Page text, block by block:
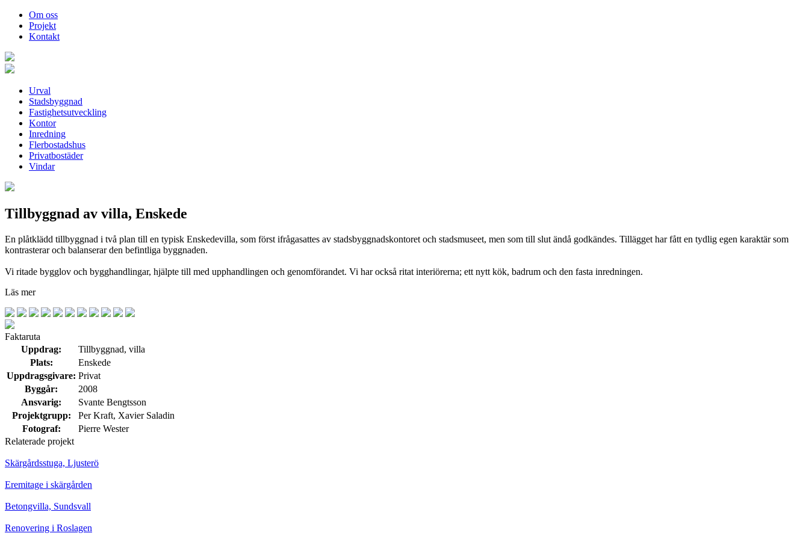
Om oss
Projekt
Kontakt
Urval
Stadsbyggnad
Fastighetsutveckling
Kontor
Inredning
Flerbostadshus
Privatbostäder
Vindar
Tillbyggnad av villa, Enskede
En plåtklädd tillbyggnad i två plan till en typisk Enskedevilla, som först ifrågasattes av stadsbyggnadskontoret och stadsmuseet, men som till slut ändå godkändes. Tillägget har fått en tydlig egen karaktär som
kontrasterar och balanserar den befintliga byggnaden.
Vi ritade bygglov och bygghandlingar, hjälpte till med upphandlingen och genomförandet. Vi har också ritat interiörerna; ett nytt kök, badrum och den fasta inredningen.
Läs mer
Faktaruta
Uppdrag:
Tillbyggnad, villa
Plats:
Enskede
Uppdragsgivare: Privat
Byggår:
2008
Ansvarig:
Svante Bengtsson
Projektgrupp:
Per Kraft, Xavier Saladin
Fotograf:
Pierre Wester
Relaterade projekt
Skärgårdsstuga, Ljusterö
Eremitage i skärgården
Betongvilla, Sundsvall
Renovering i Roslagen